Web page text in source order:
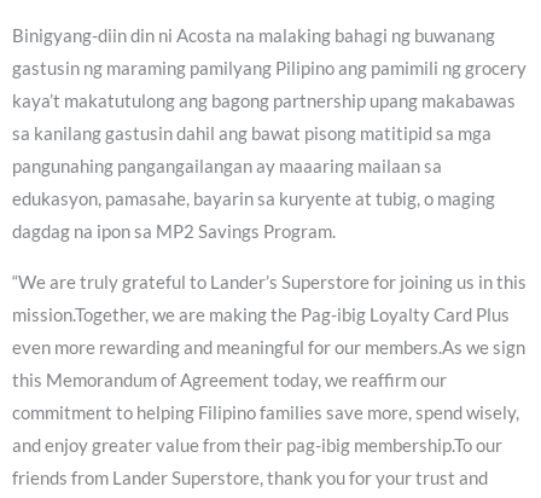
Binigyang-diin din ni Acosta na malaking bahagi ng buwanang
gastusin ng maraming pamilyang Pilipino ang pamimili ng grocery
kaya’t makatutulong ang bagong partnership upang makabawas
sa kanilang gastusin dahil ang bawat pisong matitipid sa mga
pangunahing pangangailangan ay maaaring mailaan sa
edukasyon, pamasahe, bayarin sa kuryente at tubig, o maging
dagdag na ipon sa MP2 Savings Program.
“We are truly grateful to Lander’s Superstore for joining us in this
mission.Together, we are making the Pag-ibig Loyalty Card Plus
even more rewarding and meaningful for our members.As we sign
this Memorandum of Agreement today, we reaffirm our
commitment to helping Filipino families save more, spend wisely,
and enjoy greater value from their pag-ibig membership.To our
friends from Lander Superstore, thank you for your trust and